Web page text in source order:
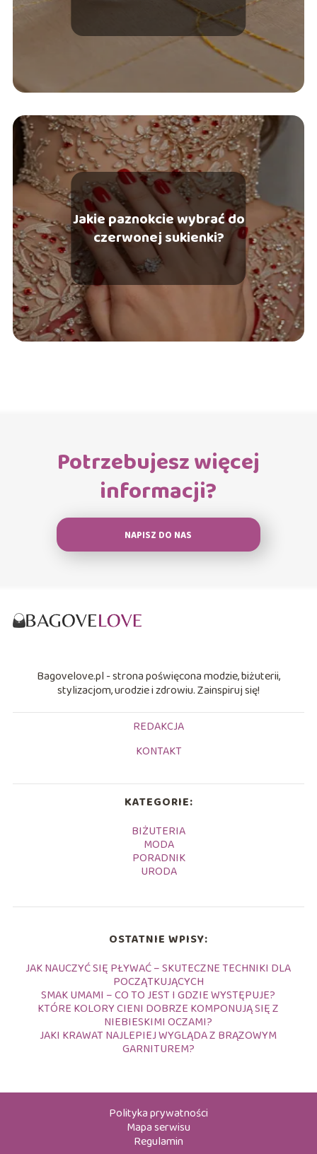
sukienkę?
Jakie paznokcie wybrać do
czerwonej sukienki?
Potrzebujesz więcej
informacji?
NAPISZ DO NAS
Bagovelove.pl - strona poświęcona modzie, biżuterii,
stylizacjom, urodzie i zdrowiu. Zainspiruj się!
REDAKCJA
KONTAKT
KATEGORIE:
BIŻUTERIA
MODA
PORADNIK
URODA
OSTATNIE WPISY:
JAK NAUCZYĆ SIĘ PŁYWAĆ – SKUTECZNE TECHNIKI DLA
POCZĄTKUJĄCYCH
SMAK UMAMI – CO TO JEST I GDZIE WYSTĘPUJE?
KTÓRE KOLORY CIENI DOBRZE KOMPONUJĄ SIĘ Z
NIEBIESKIMI OCZAMI?
JAKI KRAWAT NAJLEPIEJ WYGLĄDA Z BRĄZOWYM
GARNITUREM?
Polityka prywatności
Mapa serwisu
Regulamin